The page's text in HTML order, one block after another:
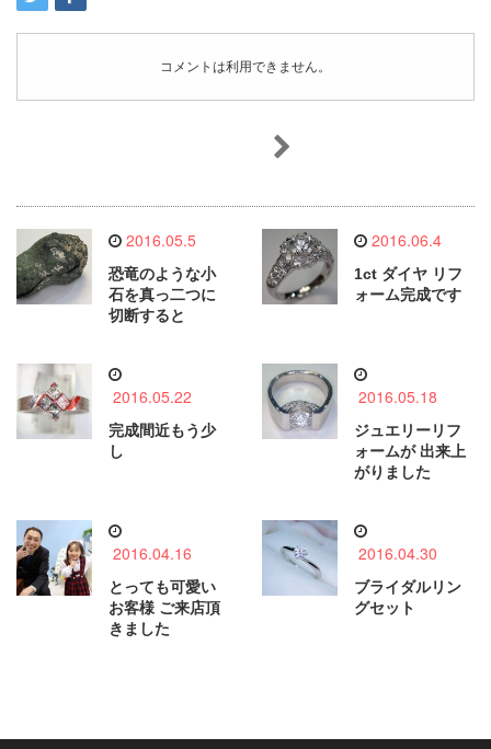
コメントは利用できません。
2016.05.5
恐竜のような小
石を真っ二つに
切断すると
2016.06.4
1ct ダイヤ リフ
ォーム完成です
2016.05.22
完成間近もう少
し
2016.05.18
ジュエリーリフ
ォームが 出来上
がりました
2016.04.16
とっても可愛い
お客様 ご来店頂
きました
2016.04.30
ブライダルリン
グセット